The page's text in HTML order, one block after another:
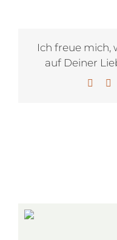
Ich freue mich,
auf Deiner